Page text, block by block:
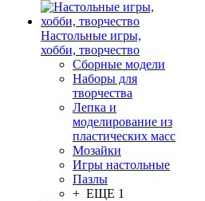
Настольные игры,
хобби, творчество
Сборные модели
Наборы для
творчества
Лепка и
моделирование из
пластических масс
Мозайки
Игры настольные
Пазлы
+ ЕЩЕ 1